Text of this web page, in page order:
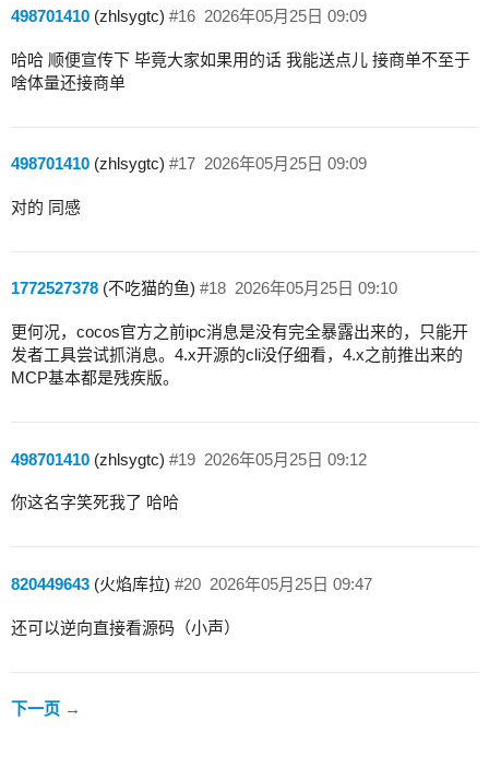
498701410 (zhlsygtc) 2026年05月25日 09:09
#16
哈哈 顺便宣传下 毕竟大家如果用的话 我能送点儿 接商单不至于
啥体量还接商单
498701410 (zhlsygtc) 2026年05月25日 09:09
#17
对的 同感
1772527378 (不吃猫的鱼) 2026年05月25日 09:10
#18
更何况，cocos官方之前ipc消息是没有完全暴露出来的，只能开
发者工具尝试抓消息。4.x开源的cli没仔细看，4.x之前推出来的
MCP基本都是残疾版。
498701410 (zhlsygtc) 2026年05月25日 09:12
#19
你这名字笑死我了 哈哈
820449643 (火焰库拉) 2026年05月25日 09:47
#20
还可以逆向直接看源码（小声）
下一页 →